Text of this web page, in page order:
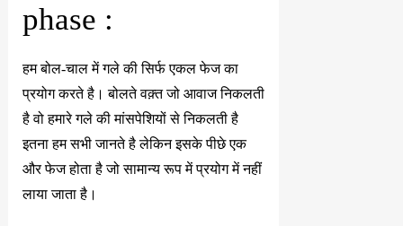
phase :
हम बोल-चाल में गले की सिर्फ एकल फेज का
प्रयोग करते है। बोलते वक़्त जो आवाज निकलती
है वो हमारे गले की मांसपेशियों से निकलती है
इतना हम सभी जानते है लेकिन इसके पीछे एक
और फेज होता है जो सामान्य रूप में प्रयोग में नहीं
लाया जाता है।